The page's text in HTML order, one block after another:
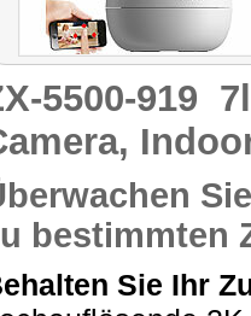
5500-919
bestimmten
Sie Ihr